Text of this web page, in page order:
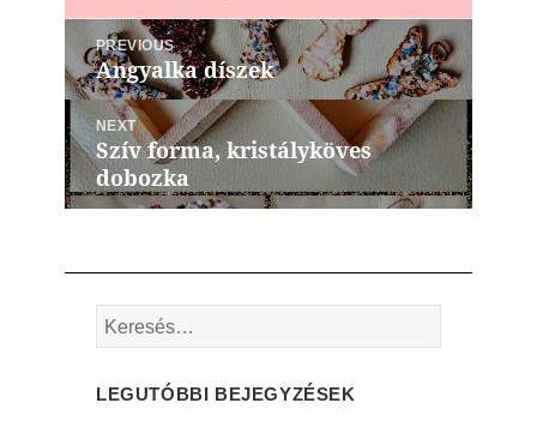
Bejegyzés
navigáció
PREVIOUS
Previous
post:
Angyalka díszek
NEXT
Next
post:
Szív forma, kristályköves
dobozka
Keresés:
LEGUTÓBBI BEJEGYZÉSEK